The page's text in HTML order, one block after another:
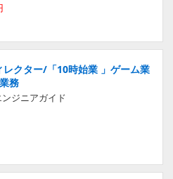
クター/「10時始業 」ゲーム業
務
ジニアガイド